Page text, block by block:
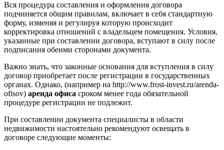
Вся процедура составления и оформления договора
подчиняется общим правилам, включает в себя стандартную
форму, изменяя и регулируя которую происходит
корректировка отношений с владельцем помещения. Условия,
указанные при составлении договора, вступают в силу после
подписания обеими сторонами документа.
Важно знать, что законные основания для вступления в силу
договор приобретает после регистрации в государственных
органах. Однако, (например на http://www.frost-invest.ru/arenda-
ofisov) аренда офиса сроком менее года обязательной
процедуре регистрации не подлежит.
При составлении документа специалисты в области
недвижимости настоятельно рекомендуют освещать в
договоре следующие моменты: